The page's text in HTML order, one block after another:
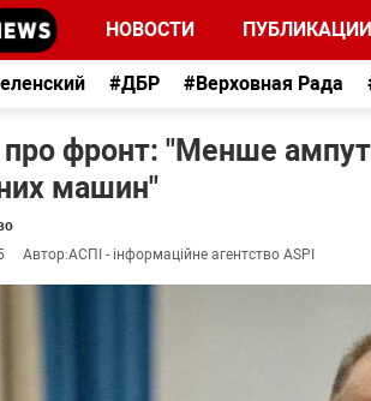
НОВОСТИ ПУБЛИКАЦИИ
#ДБР #Верховная Рада
фронт: "Менше
машин"
Автор:АСПІ - інформаційне агентство ASPI